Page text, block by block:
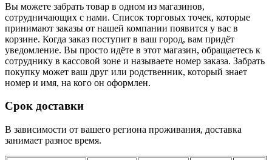
Вы можете забрать товар в одном из магазинов,
сотрудничающих с нами. Список торговых точек, которые
принимают заказы от нашей компании появится у вас в
корзине. Когда заказ поступит в ваш город, вам придёт
уведомление. Вы просто идёте в этот магазин, обращаетесь к
сотруднику в кассовой зоне и называете номер заказа. Забрать
покупку может ваш друг или родственник, который знает
номер и имя, на кого он оформлен.
Срок доставки
В зависимости от вашего региона проживания, доставка
занимает разное время.